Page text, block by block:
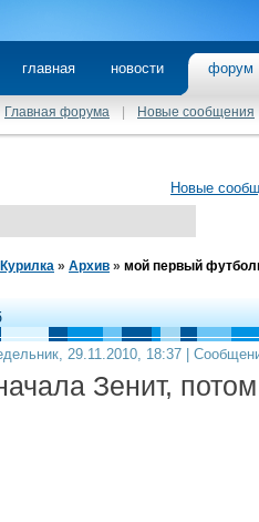
главная новости
Главная форума Новые сообщения
Новые
Курилка » Архив » мой первый
29.11.2010, 18:37 |
Зенит,